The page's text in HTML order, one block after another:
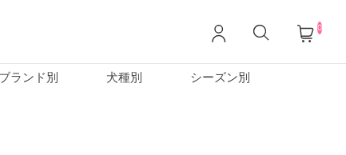
0
ブランド別 犬種別
シーズン別